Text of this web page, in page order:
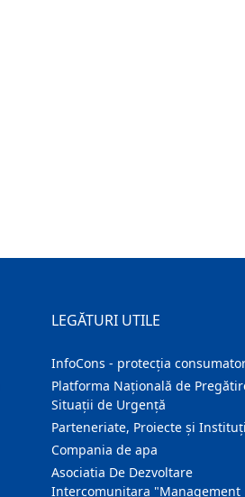
LEGĂTURI UTILE
InfoCons - protecția
Platforma Națională de
Situații de Urgență
Parteneriate, Proiecte și
Compania de apa
Asociatia De Dezvoltare
Intercomunitara "Management